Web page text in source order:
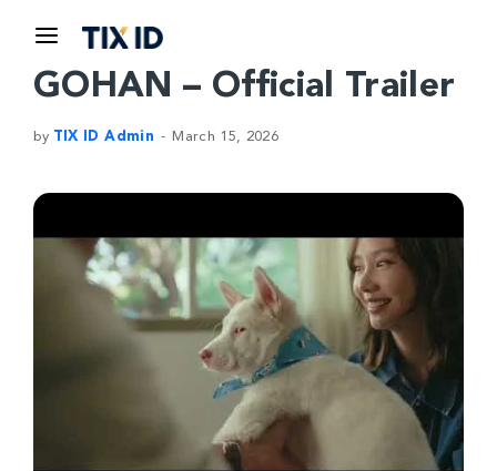
GOHAN – Official Trailer
by TIX ID Admin March 15, 2026